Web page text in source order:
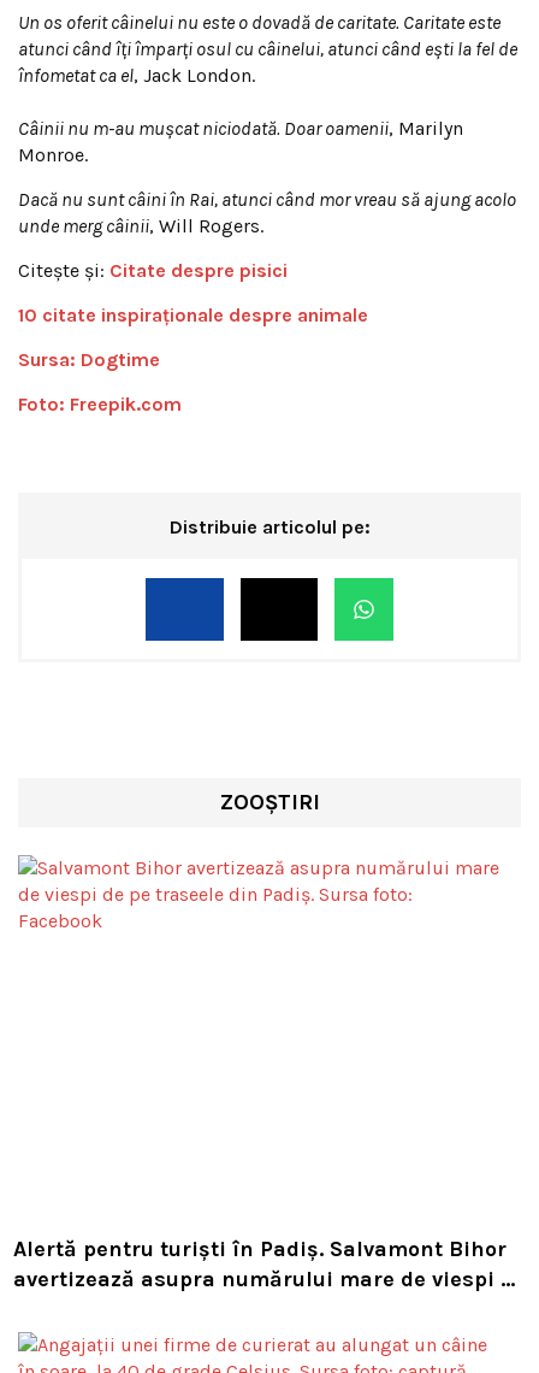
Un os oferit câinelui nu este o dovadă de caritate. Caritate este
atunci când îţi împarţi osul cu câinelui, atunci când eşti la fel de
înfometat ca el, Jack London.
Câinii nu m-au muşcat niciodată. Doar oamenii, Marilyn
Monroe.
Dacă nu sunt câini în Rai, atunci când mor vreau să ajung acolo
unde merg câinii, Will Rogers.
Citeşte şi: Citate despre pisici
10 citate inspiraţionale despre animale
Sursa: Dogtime
Foto: Freepik.com
Distribuie articolul pe:
ZOOȘTIRI
Alertă pentru turiști în Padiș. Salvamont Bihor
avertizează asupra numărului mare de viespi de